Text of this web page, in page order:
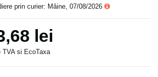
prin curier: Mâine, 07/08/2026
lei
TVA si EcoTaxa